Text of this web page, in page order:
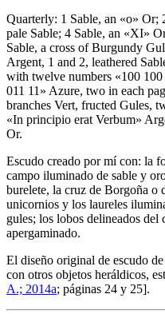
Quarterly: 1 Sable, an «o» Or;
pale Sable; 4 Sable, an «XI»
Sable, a cross of Burgundy
Argent, 1 and 2, leathered
with twelve numbers «100
011 11» Azure, two in each
branches Vert, fructed Gules,
«In principio erat Verbum»
Or.
Escudo creado por mí con: la
campo iluminado de sable y
burelete, la cruz de Borgoña o
unicornios y los laureles
gules; los lobos delineados
apergaminado.
El diseño original de escudo
con otros objetos heráldicos,
A.; 2014a; páginas 24 y 25].